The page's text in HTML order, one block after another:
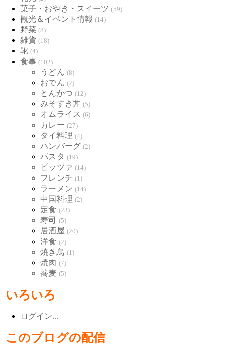
菓子・おやき・スイーツ (59)
観光＆イベント情報 (14)
野菜 (8)
雑貨 (18)
靴 (4)
食事 (102)
うどん (8)
おでん (2)
とんかつ (12)
みそすき丼 (5)
オムライス (6)
カレー (27)
タイ料理 (4)
ハンバーグ (2)
パスタ (19)
ピッツァ (14)
フレンチ (1)
ラーメン (14)
中国料理 (2)
定食 (23)
寿司 (5)
居酒屋 (20)
洋食 (2)
焼き鳥 (1)
焼肉 (7)
蕎麦 (5)
いろいろ
ログイン...
このブログの配信